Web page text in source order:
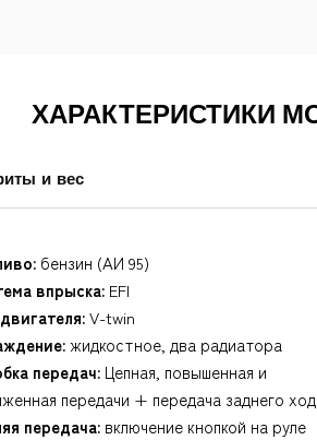
ХАРАКТЕРИСТИКИ
и вес
бензин (АИ 95)
впрыска: EFI
V-twin
жидкостное, два радиатора
передач: Цепная, повышенная и
передачи + передача заднего
передача: включение кнопкой на руле